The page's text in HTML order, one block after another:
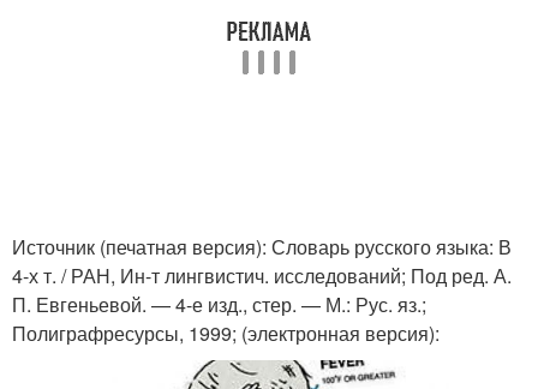
Источник (печатная версия): Словарь русского языка: В
4-х т. / РАН, Ин-т лингвистич. исследований; Под ред. А.
П. Евгеньевой. — 4-е изд., стер. — М.: Рус. яз.;
Полиграфресурсы, 1999; (электронная версия):